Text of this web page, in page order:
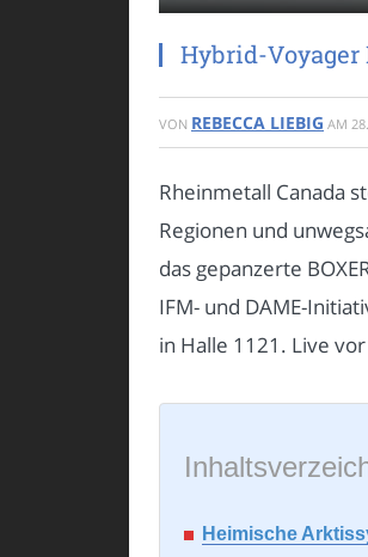
Hybrid-
VON REBECCA LIEBIG AM
Rheinmetall Canada
Regionen und
das gepanzerte
IFM- und DAME-
in Halle 1121. Live
Heimische